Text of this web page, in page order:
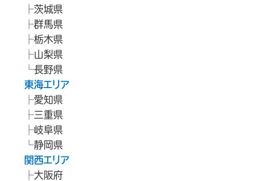
茨城県
群馬県
栃木県
山梨県
長野県
東海エリア
愛知県
三重県
岐阜県
静岡県
関西エリア
大阪府